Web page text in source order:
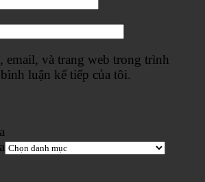
email, và trang web trong trình
luận kế tiếp của tôi.